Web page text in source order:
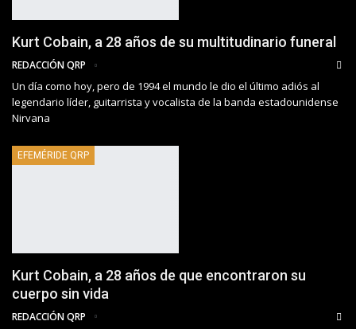
Kurt Cobain, a 28 años de su multitudinario funeral
REDACCIÓN QRP
Un día como hoy, pero de 1994 el mundo le dio el último adiós al
legendario líder, guitarrista y vocalista de la banda estadounidense
Nirvana
EFEMÉRIDE QRP
Kurt Cobain, a 28 años de que encontraron su
cuerpo sin vida
REDACCIÓN QRP